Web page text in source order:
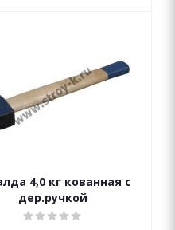
4,0 кг кованная с
дер.ручкой